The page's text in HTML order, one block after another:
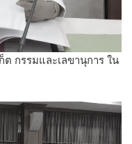
กรรมและเลขานุการ ใน